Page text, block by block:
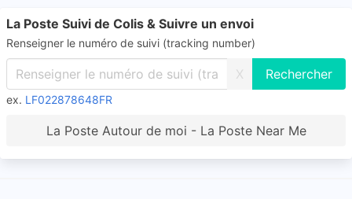
La Poste Suivi de Colis & Suivre un envoi
Renseigner le numéro de suivi (tracking number)
X
ex. LF022878648FR
La Poste Autour de moi - La Poste Near Me